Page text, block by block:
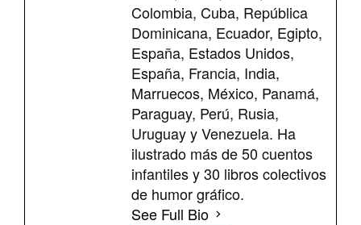
Colombia, Cuba, República
Dominicana, Ecuador, Egipto,
España, Estados Unidos,
España, Francia, India,
Marruecos, México, Panamá,
Paraguay, Perú, Rusia,
Uruguay y Venezuela. Ha
ilustrado más de 50 cuentos
infantiles y 30 libros colectivos
de humor gráfico.
See Full Bio